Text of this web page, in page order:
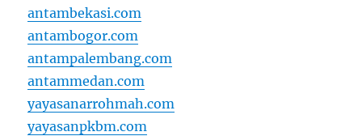
antambekasi.com
antambogor.com
antampalembang.com
antammedan.com
yayasanarrohmah.com
yayasanpkbm.com